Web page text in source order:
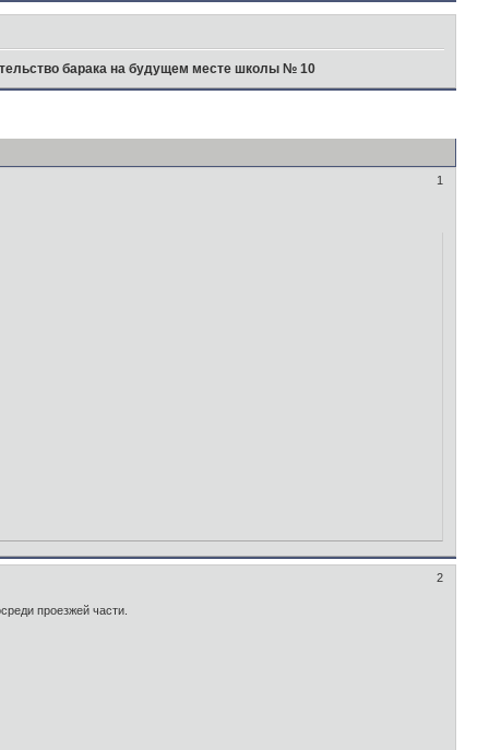
барака на будущем месте школы № 10
1
2
проезжей части.